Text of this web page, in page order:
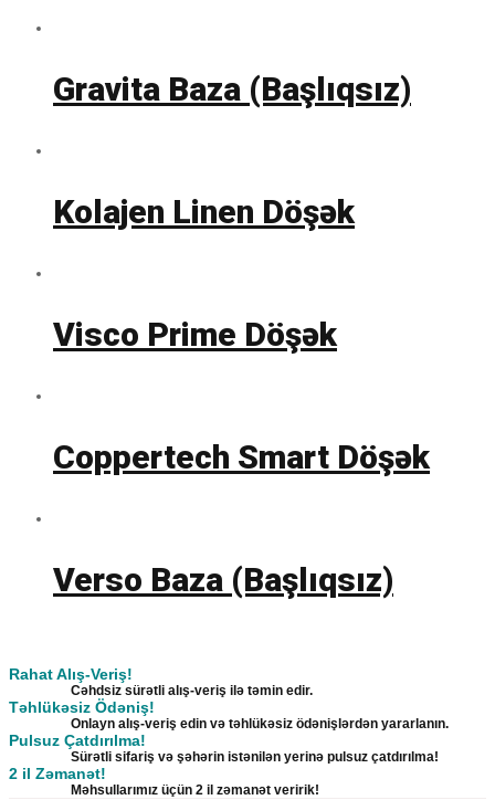
Gravita Baza (Başlıqsız)
Kolajen Linen Döşək
Visco Prime Döşək
Coppertech Smart Döşək
Verso Baza (Başlıqsız)
Rahat Alış-Veriş!
Cəhdsiz sürətli alış-veriş ilə təmin edir.
Təhlükəsiz Ödəniş!
Onlayn alış-veriş edin və təhlükəsiz ödənişlərdən yararlanın.
Pulsuz Çatdırılma!
Sürətli sifariş və şəhərin istənilən yerinə pulsuz çatdırılma!
2 il Zəmanət!
Məhsullarımız üçün 2 il zəmanət veririk!